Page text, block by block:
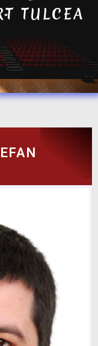
TULCEA